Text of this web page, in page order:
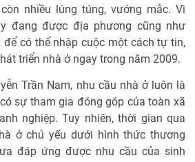
nhiều lúng túng, vướng mắc. Vì
đang được địa phương cũng như
có thể nhập cuộc một cách tự tin,
triển nhà ở ngay trong năm 2009.
Trần Nam, nhu cầu nhà ở luôn là
sự tham gia đóng góp của toàn xã
nghiệp. Tuy nhiên, thời gian qua
ở chủ yếu dưới hình thức thương
đáp ứng được nhu cầu của sinh